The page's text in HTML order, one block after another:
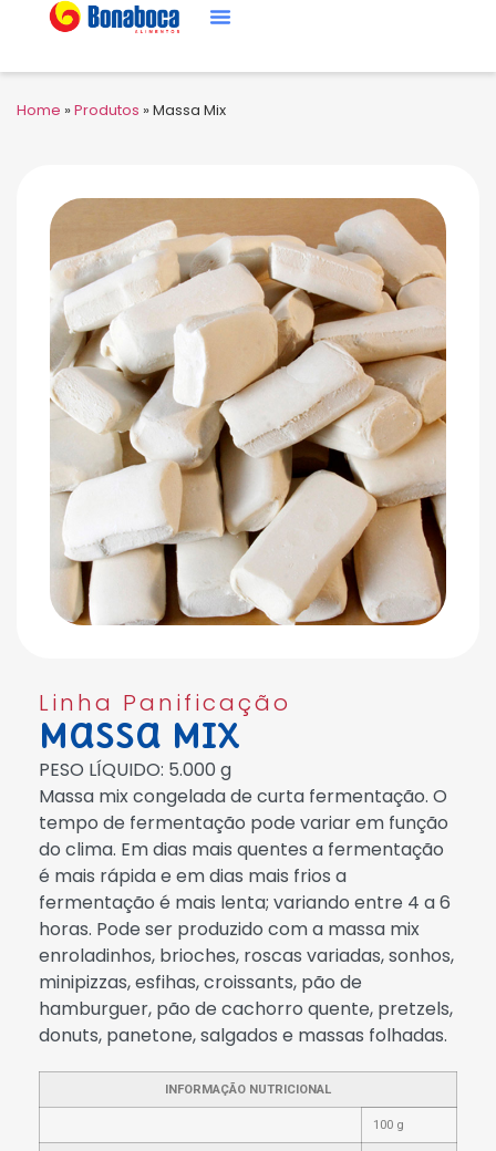
Home »Produtos »Massa Mix
Linha Panificação
Massa Mix
PESO LÍQUIDO: 5.000 g
Massa mix congelada de curta fermentação. O
tempo de fermentação pode variar em função
do clima. Em dias mais quentes a fermentação
é mais rápida e em dias mais frios a
fermentação é mais lenta; variando entre 4 a 6
horas. Pode ser produzido com a massa mix
enroladinhos, brioches, roscas variadas, sonhos,
minipizzas, esfihas, croissants, pão de
hamburguer, pão de cachorro quente, pretzels,
donuts, panetone, salgados e massas folhadas.
INFORMAÇÃO NUTRICIONAL
100 g